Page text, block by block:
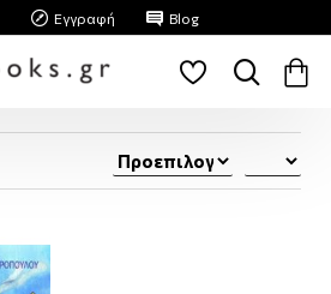
Εγγραφή Blog